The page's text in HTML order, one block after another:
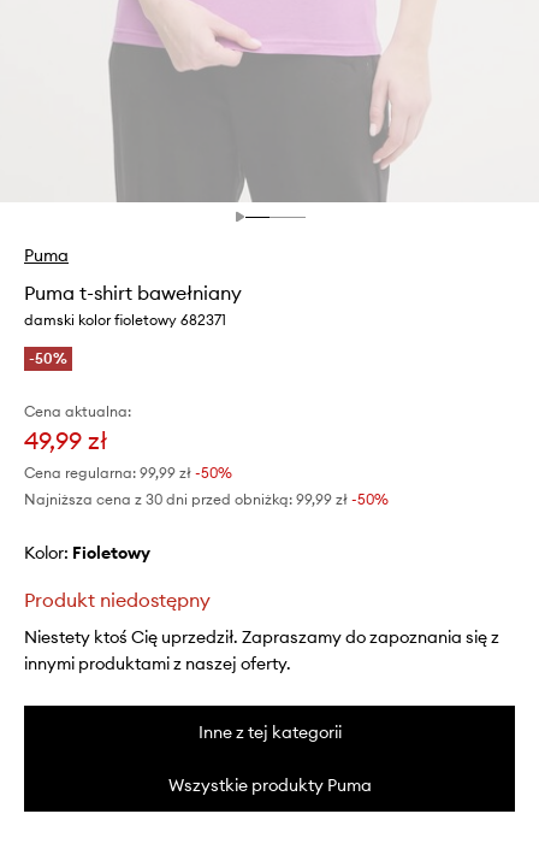
Puma
Puma t-shirt bawełniany
damski kolor fioletowy 682371
-50%
Cena aktualna:
49,99 zł
Cena regularna: 99,99 zł -50%
Najniższa cena z 30 dni przed obniżką: 99,99 zł -50%
Kolor: fioletowy
Produkt niedostępny
Niestety ktoś Cię uprzedził. Zapraszamy do zapoznania się z
innymi produktami z naszej oferty.
Inne z tej kategorii
Wszystkie produkty Puma